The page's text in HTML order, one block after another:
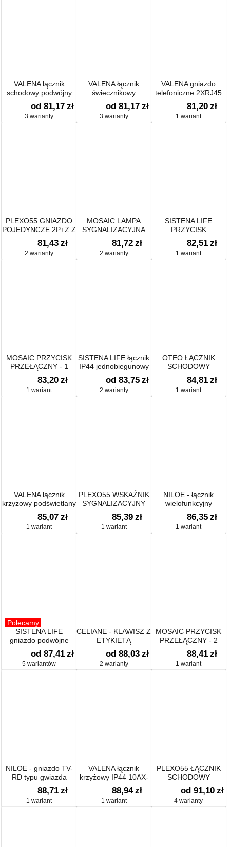
VALENA łącznik
schodowy podwójny
10AX-250~
od 81,17 zł
3 warianty
VALENA łącznik
świecznikowy
podświetlany
od 81,17 zł
3 warianty
VALENA gniazdo
telefoniczne 2XRJ45
(4 styki)
81,20 zł
1 wariant
PLEXO55 GNIAZDO
POJEDYNCZE 2P+Z Z
BLOKADĄ
81,43 zł
2 warianty
MOSAIC LAMPA
SYGNALIZACYJNA
TRÓJKĄTNA - 2
MODUŁY
81,72 zł
2 warianty
SISTENA LIFE
PRZYCISK
JEDNOBIEGUNOWY
Z PODŚWIETLENIEM
10A-250V~
82,51 zł
1 wariant
MOSAIC PRZYCISK
PRZEŁĄCZNY - 1
MODUŁ
83,20 zł
1 wariant
SISTENA LIFE łącznik
IP44 jednobiegunowy
od 83,75 zł
2 warianty
OTEO ŁĄCZNIK
SCHODOWY
PODWÓJNY
84,81 zł
1 wariant
VALENA łącznik
krzyżowy podświetlany
85,07 zł
1 wariant
PLEXO55 WSKAŹNIK
SYGNALIZACYJNY
NA ZARÓWKI E10
SZARY/BIAŁY 230V~
85,39 zł
1 wariant
NILOE - łącznik
wielofunkcyjny
podświetlany 10 AX
86,35 zł
1 wariant
Polecamy
SISTENA LIFE
gniazdo podwójne
2x2P+Z z przesłonami
kompletne
od 87,41 zł
5 wariantów
CELIANE - KLAWISZ Z
ETYKIETĄ
od 88,03 zł
2 warianty
MOSAIC PRZYCISK
PRZEŁĄCZNY - 2
MODUŁY
88,41 zł
1 wariant
NILOE - gniazdo TV-
RD typu gwiazda
1,5dB
88,71 zł
1 wariant
VALENA łącznik
krzyżowy IP44 10AX-
250~
88,94 zł
1 wariant
PLEXO55 ŁĄCZNIK
SCHODOWY
PODWÓJNY
od 91,10 zł
4 warianty